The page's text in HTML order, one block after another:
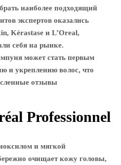
наиболее подходящий
экспертов оказались
Kérastase и L’Oreal,
себя на рынке.
может стать первым
и укреплению волос, что
отзывы
Professionnel
и мягкой
очищает кожу головы,